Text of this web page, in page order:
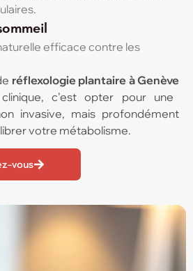
efficace contre les
réflexologie plantaire à Genève
c’est opter pour une
invasive, mais profondément
votre métabolisme.
vous